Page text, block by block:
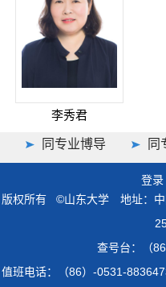
李秀君
同专业博导 同
登录
版权所有 ©山东大学 地址：中
查号台：（
值班电话：（86）-0531-